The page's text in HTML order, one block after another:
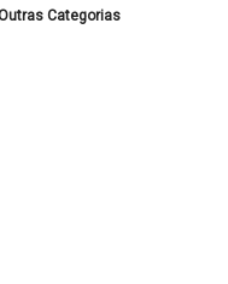
Categorias